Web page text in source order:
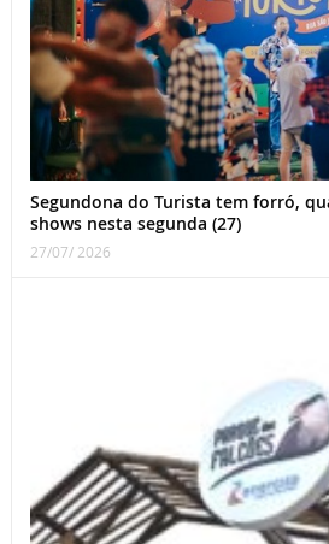
Segundona do Turista tem forró,
shows nesta segunda (27)
27/07/ 2026